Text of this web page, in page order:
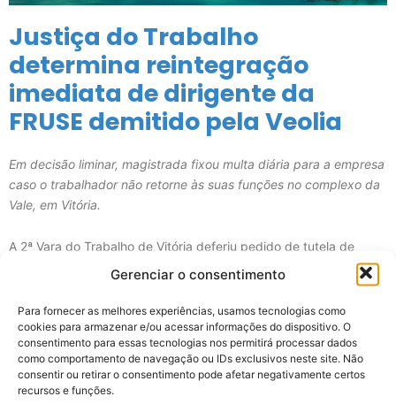
Gerenciar o consentimento
Para fornecer as melhores experiências, usamos tecnologias como
cookies para armazenar e/ou acessar informações do dispositivo. O
consentimento para essas tecnologias nos permitirá processar dados
como comportamento de navegação ou IDs exclusivos neste site. Não
consentir ou retirar o consentimento pode afetar negativamente certos
recursos e funções.
Justiça do Trabalho
determina reintegração
imediata de dirigente da
FRUSE demitido pela Veolia
Em decisão liminar, magistrada fixou multa diária para a empresa
caso o trabalhador não retorne às suas funções no complexo da
Vale, em Vitória.
A 2ª Vara do Trabalho de Vitória deferiu pedido de tutela de
urgência e determinou a reintegração imediata do dirigente
(Federação Interstadual dos Urbanitários do Sudeste), demitido
de forma ilegal pela multinacional francesa Veolia, prestadora de
serviços no complexo industrial da Vale. O trabalhador obteve
essa importante vitória jurídica e política com intermédio do
jurídico do Sindicato dos Trabalhadores em Água, Esgoto e Meio